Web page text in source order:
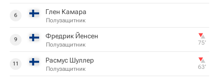
6 Глен Камара
Полузащитник
9 Фредрик Йенсен
Полузащитник 75‎’‎
11 Расмус Шуллер
Полузащитник 63‎’‎